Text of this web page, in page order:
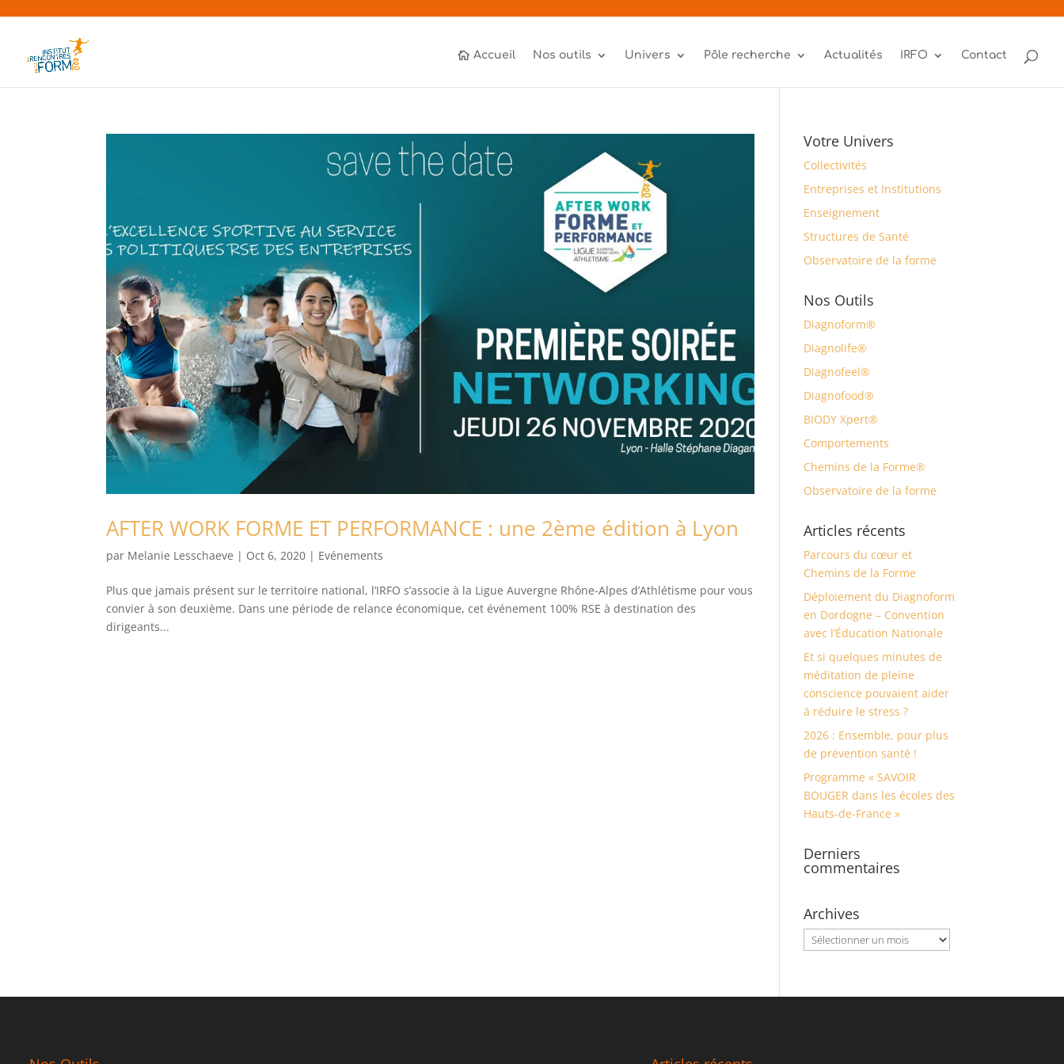
Accueil Nos outils Univers Pôle recherche Actualités IRFO Contact
AFTER WORK FORME ET PERFORMANCE : une 2ème édition à Lyon
par Melanie Lesschaeve | Oct 6, 2020 | Evénements
Plus que jamais présent sur le territoire national, l’IRFO s’associe à la Ligue Auvergne Rhône-Alpes d’Athlétisme pour vous
convier à son deuxième. Dans une période de relance économique, cet événement 100% RSE à destination des
dirigeants...
Votre Univers
Collectivités
Entreprises et Institutions
Enseignement
Structures de Santé
Observatoire de la forme
Nos Outils
Diagnoform®
Diagnolife®
Diagnofeel®
Diagnofood®
BIODY Xpert®
Comportements
Chemins de la Forme®
Observatoire de la forme
Articles récents
Parcours du cœur et
Chemins de la Forme
Déploiement du Diagnoform
en Dordogne – Convention
avec l’Éducation Nationale
Et si quelques minutes de
méditation de pleine
conscience pouvaient aider
à réduire le stress ?
2026 : Ensemble, pour plus
de prévention santé !
Programme « SAVOIR
BOUGER dans les écoles des
Hauts-de-France »
Derniers
commentaires
Archives
Archives